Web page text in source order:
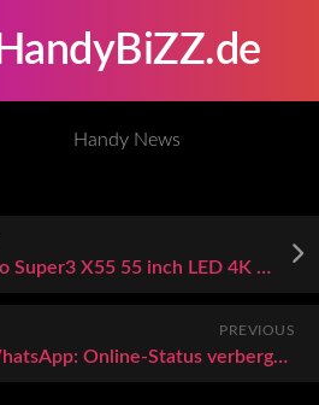
HandyBiZZ.de
Handy News
LeEco Super3 X55 55 inch LED 4K TV vs Toshiba 40PU200 40 inch LED Full HD TV comparison
PREVIOUS
WhatsApp: Online-Status verbergen & ausschalten – So leicht geht es